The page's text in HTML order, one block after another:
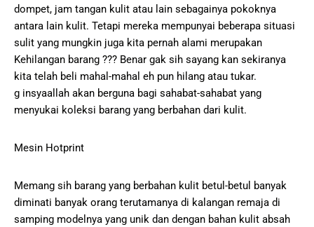
dompet, jam tangan kulit atau lain sebagainya pokoknya
antara lain kulit. Tetapi mereka mempunyai beberapa situasi
sulit yang mungkin juga kita pernah alami merupakan
Kehilangan barang ??? Benar gak sih sayang kan sekiranya
kita telah beli mahal-mahal eh pun hilang atau tukar.
g insyaallah akan berguna bagi sahabat-sahabat yang
menyukai koleksi barang yang berbahan dari kulit.
Mesin Hotprint
Memang sih barang yang berbahan kulit betul-betul banyak
diminati banyak orang terutamanya di kalangan remaja di
samping modelnya yang unik dan dengan bahan kulit absah